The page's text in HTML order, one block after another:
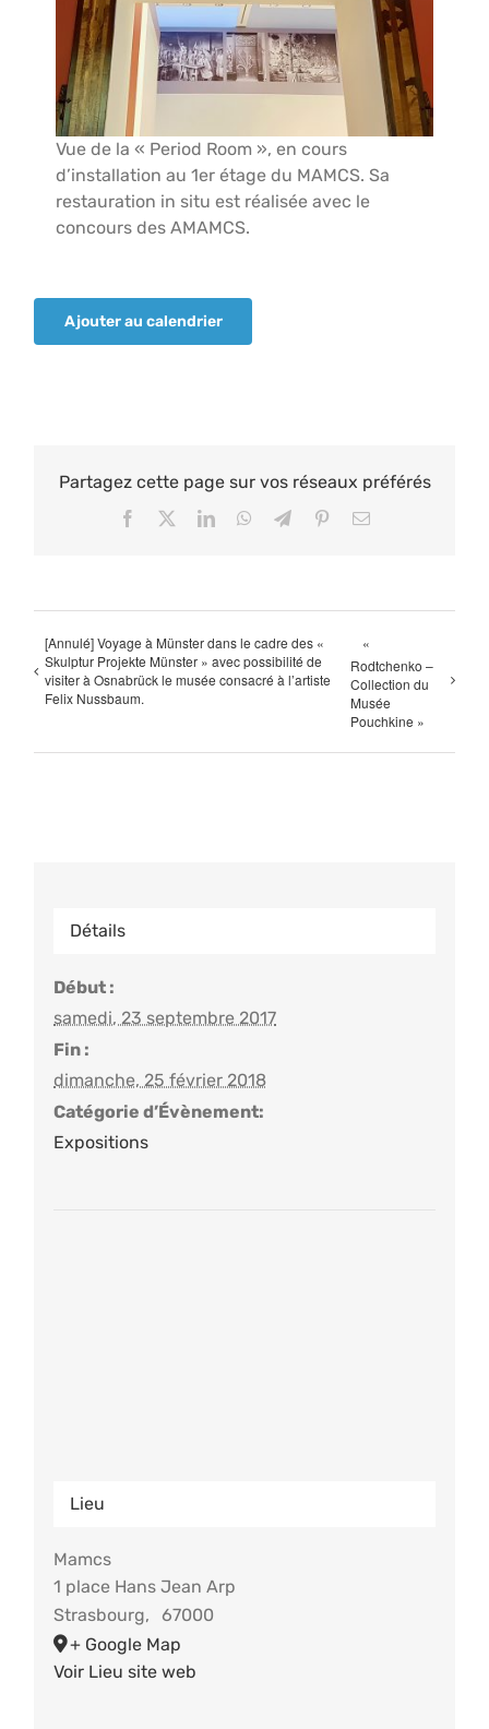
Vue de la « Period Room », en cours
d’installation au 1er étage du MAMCS. Sa
restauration in situ est réalisée avec le
concours des AMAMCS.
Ajouter au calendrier
Partagez cette page sur vos réseaux préférés
Facebook LinkedInWhatsApp
TelegramPinterestEmail
[Annulé] Voyage à Münster dans le cadre des «
Skulptur Projekte Münster » avec possibilité de
visiter à Osnabrück le musée consacré à l’artiste
Felix Nussbaum.
«
Rodtchenko –
Collection du
Musée
Pouchkine »
Détails
Début :
samedi, 23 septembre 2017
Fin :
dimanche, 25 février 2018
Catégorie d’Évènement:
Expositions
Lieu
Mamcs
1 place Hans Jean Arp
Strasbourg,
67000
+ Google Map
Voir Lieu site web